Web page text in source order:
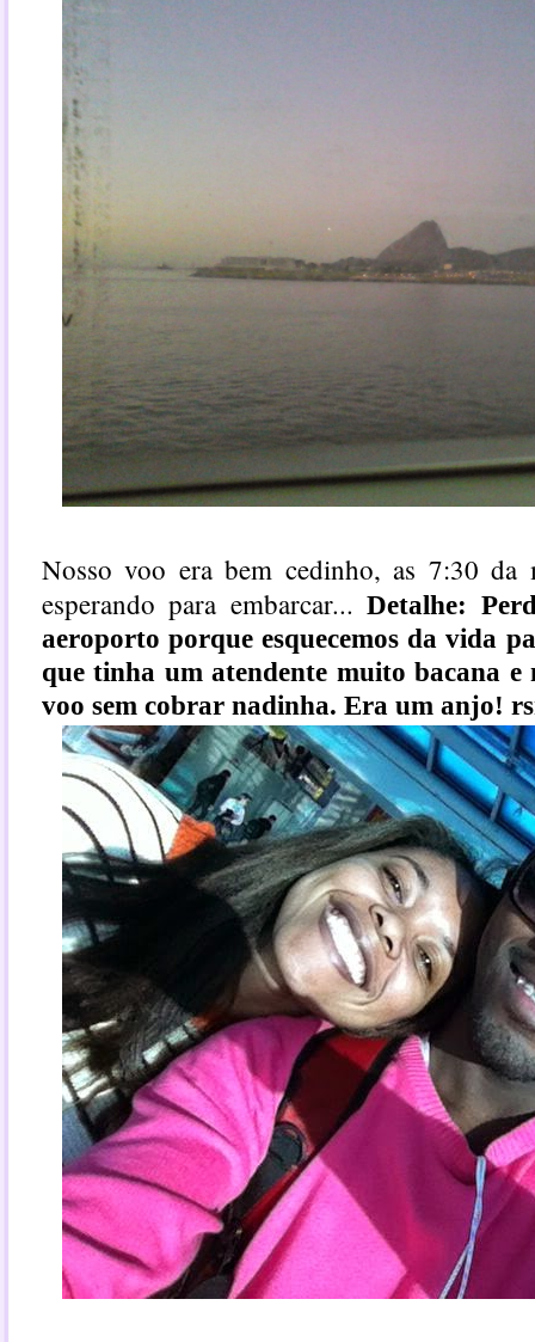
Nosso voo era bem cedinho, as 7:30
esperando para embarcar...Detalhe:
aeroporto porque esquecemos da vida
que tinha um atendente muito bacana
voo sem cobrar nadinha. Era um anjo!